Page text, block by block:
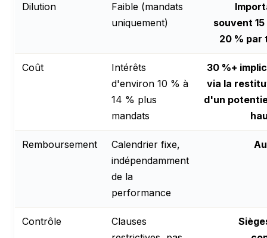
Dilution
Faible (mandats
uniquement)
souvent 15
20 % par
Coût
Intérêts
d'environ 10 % à
14 % plus
mandats
30 %+
via la
d'un
Remboursement
Calendrier fixe,
indépendamment
de la
performance
Contrôle
Clauses